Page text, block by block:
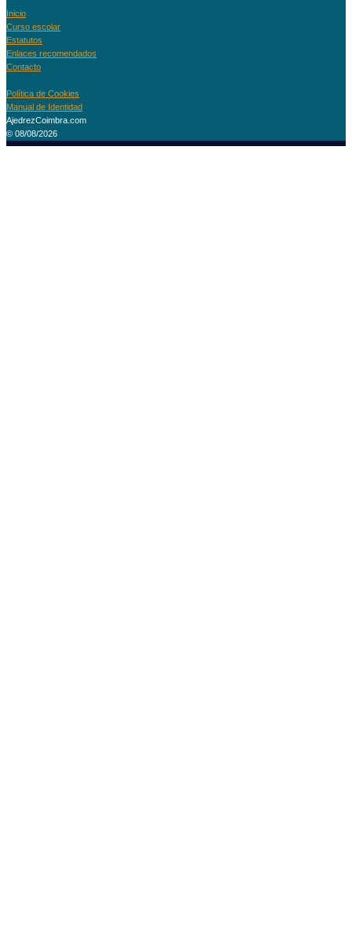
Inicio
Curso escolar
Estatutos
Enlaces recomendados
Contacto
Política de Cookies
Manual de Identidad
AjedrezCoimbra.com
© 08/08/2026